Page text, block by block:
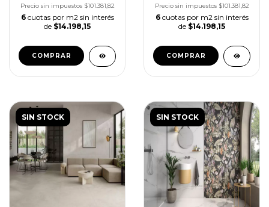
Precio sin impuestos $101.381,82
6 cuotas por m2 sin interés
de $14.198,15
COMPRAR
Precio sin impuestos $101.381,82
6 cuotas por m2 sin interés
de $14.198,15
COMPRAR
SIN STOCK SIN STOCK